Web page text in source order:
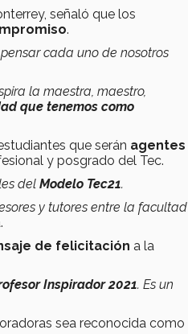
señaló que los
.
cada uno de nosotros
la maestra, maestro,
que tenemos como
que serán agentes
y posgrado del Tec.
del Modelo Tec21.
y tutores entre la facultad
de felicitación a la
Inspirador 2021. Es un
sea reconocida como